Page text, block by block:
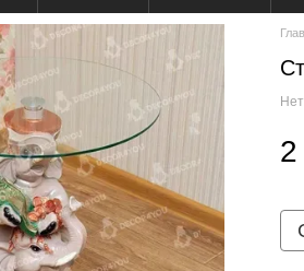
2